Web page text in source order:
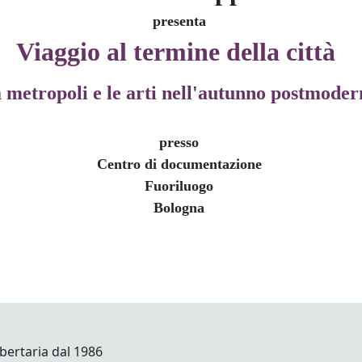
presenta
Viaggio al termine della città
metropoli e le arti nell'autunno
presso
Centro di documentazione
Fuoriluogo
Bologna